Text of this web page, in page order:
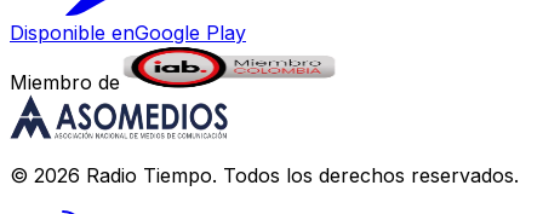
Disponible enGoogle Play
Miembro de
© 2026 Radio Tiempo. Todos los derechos reservados.